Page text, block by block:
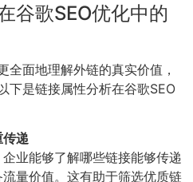
谷歌SEO优化中的
全面地理解外链的真实价值，
下是链接属性分析在谷歌SEO
递
业能够了解哪些链接能够传递
量价值。这有助于筛选优质链